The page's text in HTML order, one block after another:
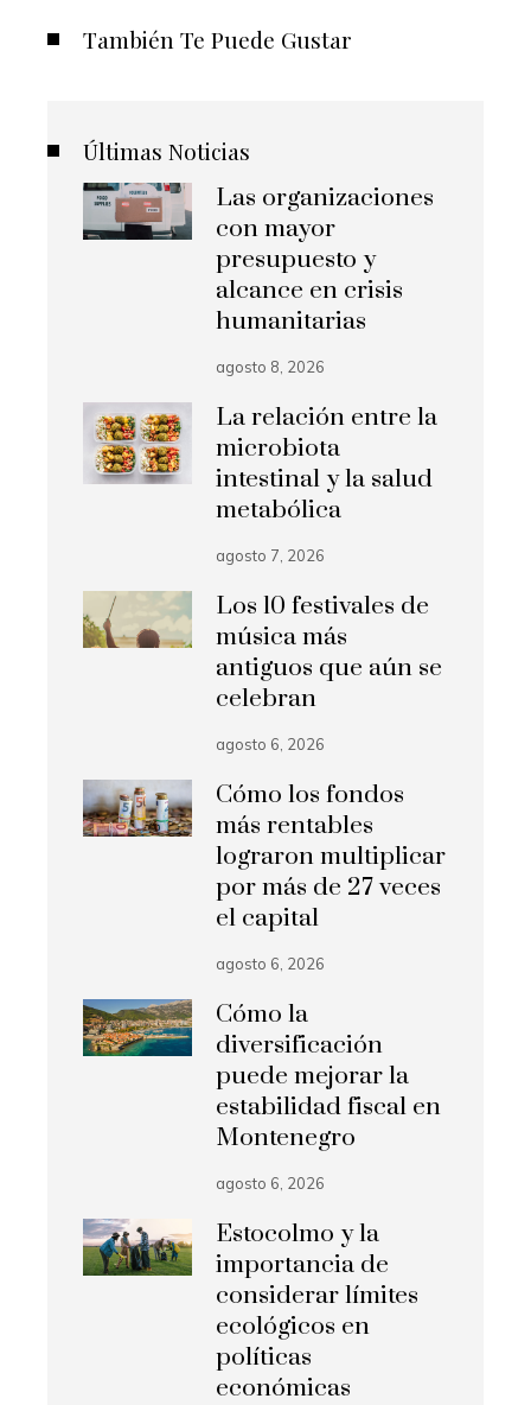
También Te Puede Gustar
Últimas Noticias
Las organizaciones
con mayor
presupuesto y
alcance en crisis
humanitarias
agosto 8, 2026
La relación entre la
microbiota
intestinal y la salud
metabólica
agosto 7, 2026
Los 10 festivales de
música más
antiguos que aún se
celebran
agosto 6, 2026
Cómo los fondos
más rentables
lograron multiplicar
por más de 27 veces
el capital
agosto 6, 2026
Cómo la
diversificación
puede mejorar la
estabilidad fiscal en
Montenegro
agosto 6, 2026
Estocolmo y la
importancia de
considerar límites
ecológicos en
políticas
económicas